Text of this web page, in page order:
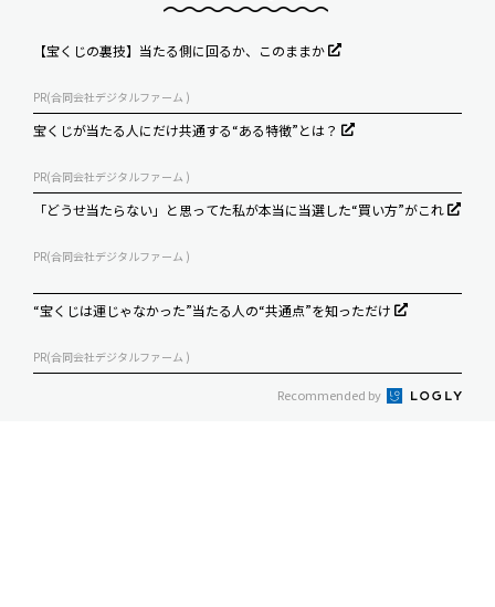
【宝くじの裏技】当たる側に回るか、このままか
PR(合同会社デジタルファーム )
宝くじが当たる人にだけ共通する“ある特徴”とは？
PR(合同会社デジタルファーム )
「どうせ当たらない」と思ってた私が本当に当選した“買い方”がこれ
PR(合同会社デジタルファーム )
“宝くじは運じゃなかった”当たる人の“共通点”を知っただけ
PR(合同会社デジタルファーム )
Recommended by